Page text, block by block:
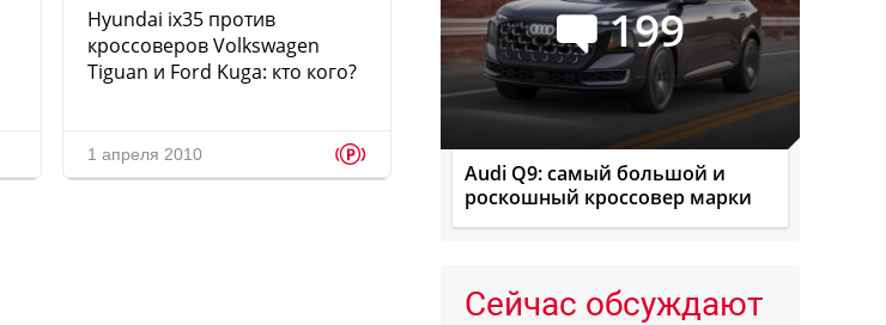
Hyundai ix35 против
кроссоверов Volkswagen
Tiguan и Ford Kuga: кто кого?
1 апреля 2010 p
199
Audi Q9: самый большой и
роскошный кроссовер марки
Сейчас обсуждают